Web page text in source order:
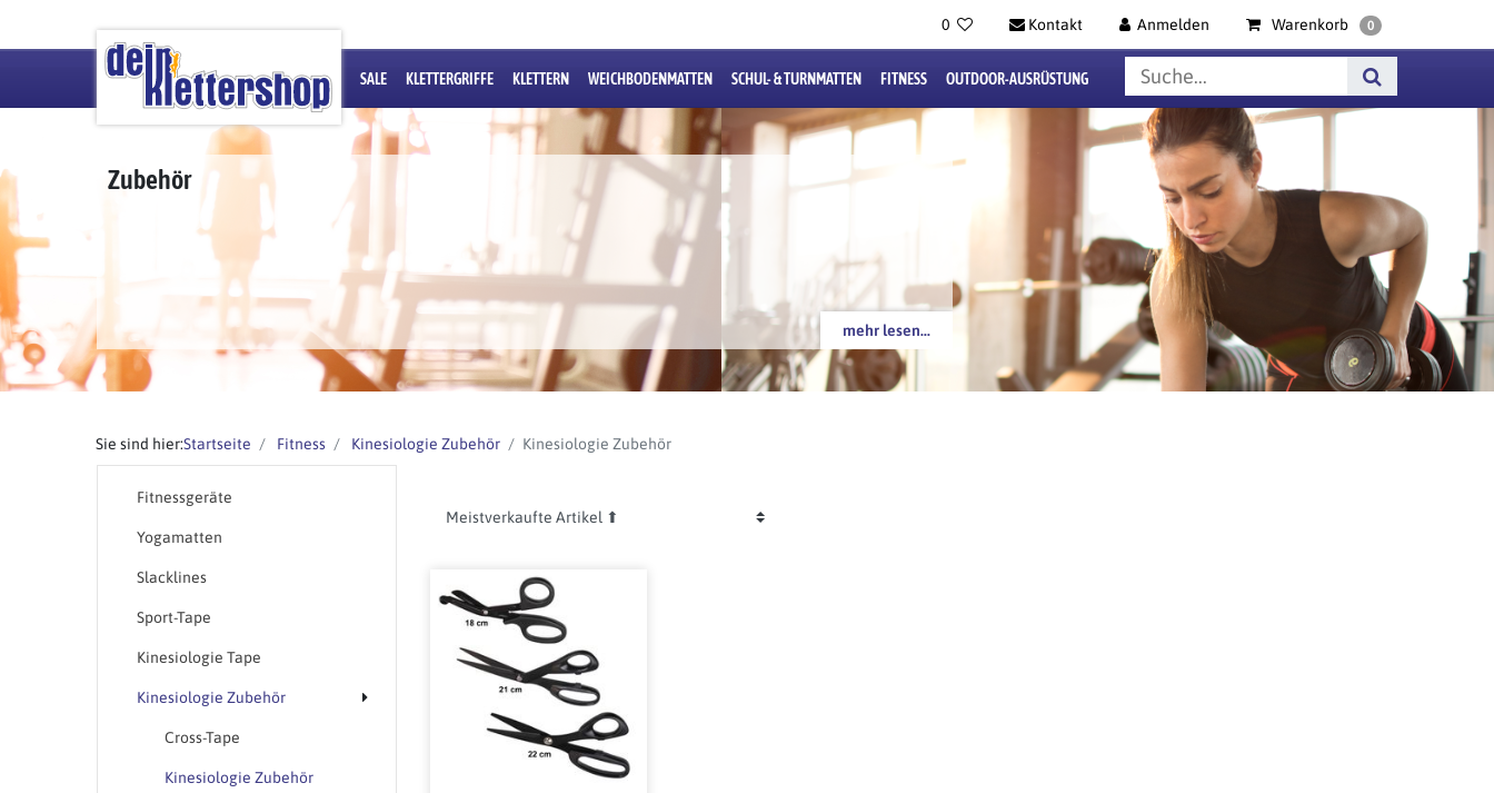
0 Kontakt Anmelden Warenkorb 0
SALE KLETTERGRIFFE KLETTERN WEICHBODENMATTEN SCHUL- & TURNMATTEN FITNESS OUTDOOR-AUSRÜSTUNG
Zubehör
mehr lesen...
Sie sind hier:Startseite Fitness Kinesiologie Zubehör Kinesiologie Zubehör
Fitnessgeräte
Yogamatten
Slacklines
Sport-Tape
Kinesiologie Tape
Kinesiologie Zubehör
Cross-Tape
Kinesiologie Zubehör